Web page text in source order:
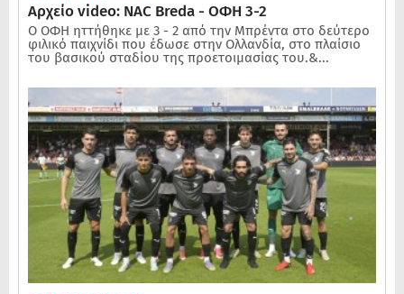
Αρχείο video: NAC Breda - ΟΦΗ 3-2
Ο ΟΦΗ ηττήθηκε με 3 - 2 από την Μπρέντα στο δεύτερο
φιλικό παιχνίδι που έδωσε στην Ολλανδία, στο πλαίσιο
του βασικού σταδίου της προετοιμασίας του.&...